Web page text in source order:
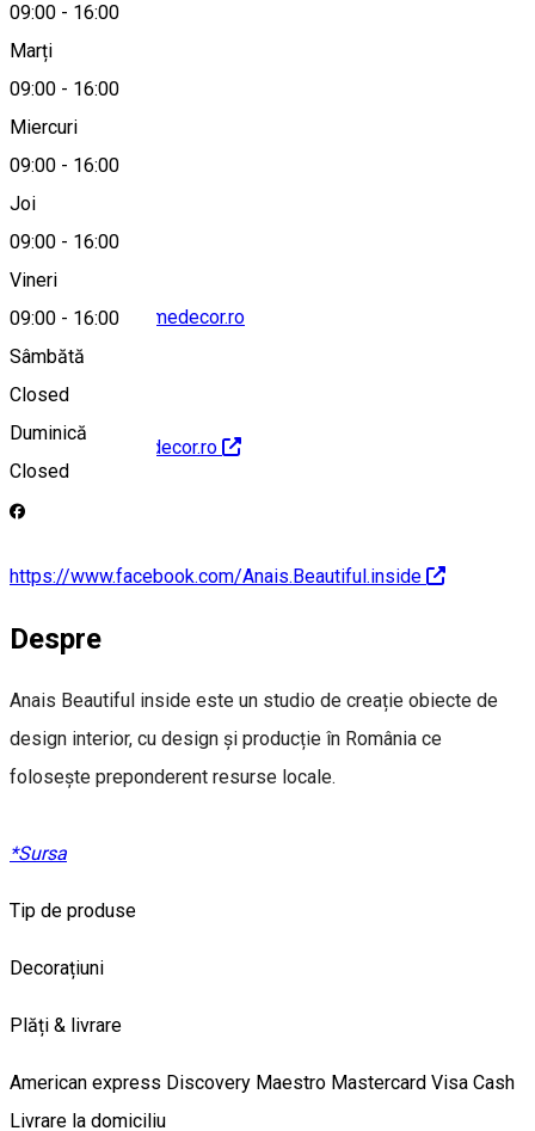
09:00 - 16:00
Marți
09:00 - 16:00
Miercuri
09:00 - 16:00
Joi
09:00 - 16:00
Vineri
09:00 - 16:00
Sâmbătă
Closed
Duminică
Closed
Hartă
contact@anaishomedecor.ro
http://anaishomedecor.ro
https://www.facebook.com/Anais.Beautiful.inside
Despre
Anais Beautiful inside este un studio de creație obiecte de
design interior, cu design și producție în România ce
folosește preponderent resurse locale.
*Sursa
Tip de produse
Decorațiuni
Plăți & livrare
American express Discovery Maestro Mastercard Visa Cash
Livrare la domiciliu